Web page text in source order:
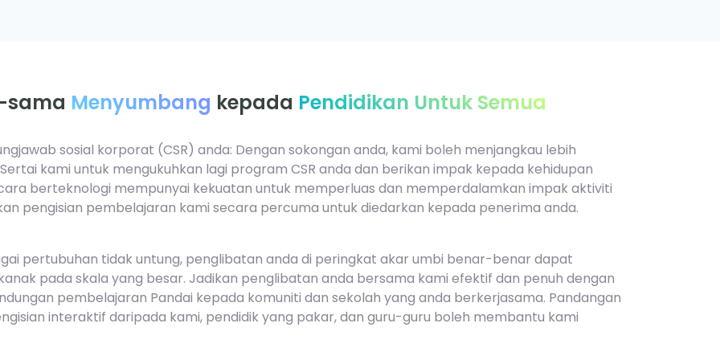
sama Menyumbang kepada Pendidikan Untuk Semua
sosial korporat (CSR) anda: Dengan sokongan anda, kami boleh menjangkau lebih
kami untuk mengukuhkan lagi program CSR anda dan berikan impak kepada kehidupan
berteknologi mempunyai kekuatan untuk memperluas dan memperdalamkan impak aktiviti
pengisian pembelajaran kami secara percuma untuk diedarkan kepada penerima anda.
pertubuhan tidak untung, penglibatan anda di peringkat akar umbi benar-benar dapat
pada skala yang besar. Jadikan penglibatan anda bersama kami efektif dan penuh dengan
pembelajaran Pandai kepada komuniti dan sekolah yang anda berkerjasama. Pandangan
interaktif daripada kami, pendidik yang pakar, dan guru-guru boleh membantu kami